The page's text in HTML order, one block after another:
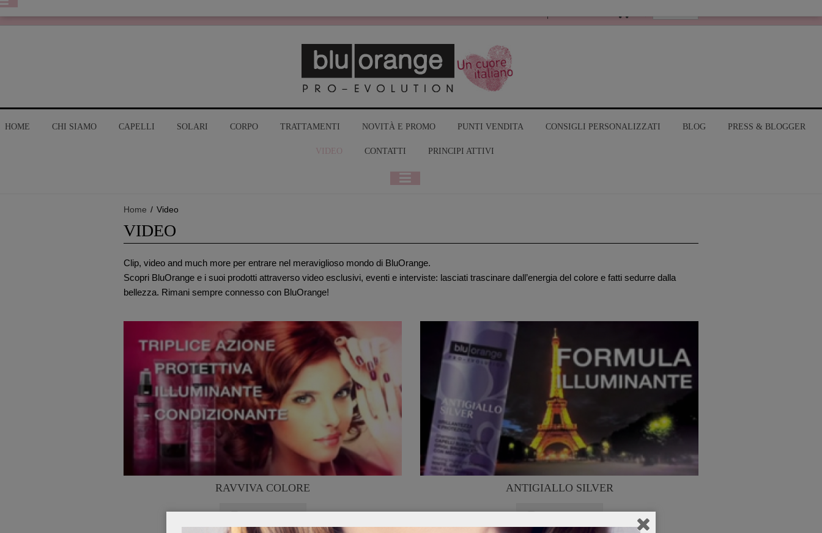
HOME CHI SIAMO CAPELLI SOLARI CORPO TRATTAMENTI NOVITÀ E PROMO PUNTI VENDITA CONSIGLI PERSONALIZZATI BLOG PRESS & BLOGGER
VIDEO CONTATTI PRINCIPI ATTIVI
Home / Video
VIDEO
Clip, video and much more per entrare nel meraviglioso mondo di BluOrange.
Scopri BluOrange e i suoi prodotti attraverso video esclusivi, eventi e interviste: lasciati trascinare dall’energia del colore e fatti sedurre dalla
bellezza. Rimani sempre connesso con BluOrange!
RAVVIVA COLORE ANTIGIALLO SILVER